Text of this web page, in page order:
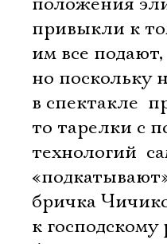
привыкли к
им все подают,
но поскольку
в спектакле 
то тарелки с
технологий 
бричка
к господскому